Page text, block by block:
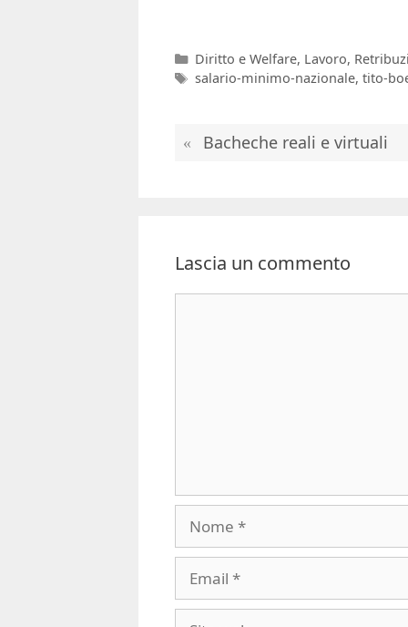
Categorie
Diritto e Welfare, Lavoro,
Tag
salario-minimo-nazionale, tito-
Bacheche reali e virtuali
Lascia un commento